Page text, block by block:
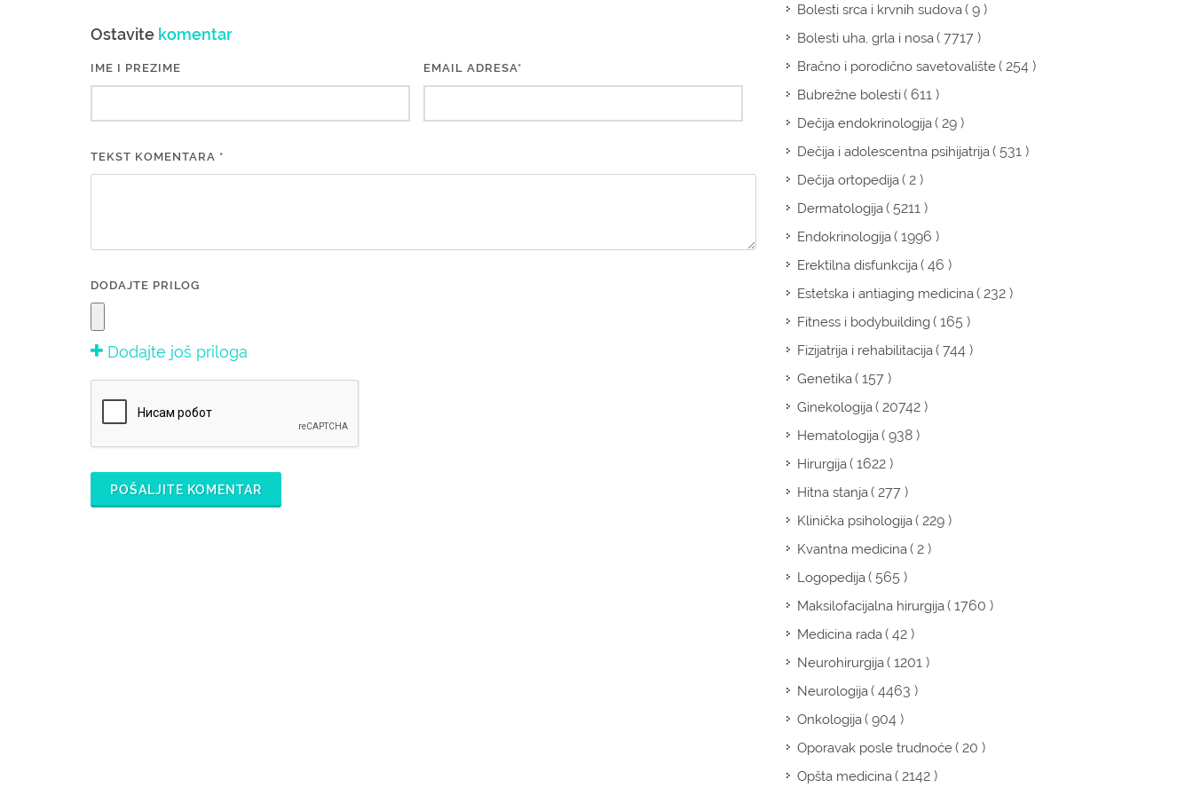
Ostavite komentar
IME I PREZIME EMAIL ADRESA*
TEKST KOMENTARA *
DODAJTE PRILOG
Dodajte još priloga
POŠALJITE KOMENTAR
Bolesti srca i krvnih sudova( 9 )
Bolesti uha, grla i nosa( 7717 )
Bračno i porodično savetovalište( 254 )
Bubrežne bolesti( 611 )
Dečija endokrinologija( 29 )
Dečija i adolescentna psihijatrija( 531 )
Dečija ortopedija( 2 )
Dermatologija( 5211 )
Endokrinologija( 1996 )
Erektilna disfunkcija( 46 )
Estetska i antiaging medicina( 232 )
Fitness i bodybuilding( 165 )
Fizijatrija i rehabilitacija( 744 )
Genetika( 157 )
Ginekologija( 20742 )
Hematologija( 938 )
Hirurgija( 1622 )
Hitna stanja( 277 )
Klinička psihologija( 229 )
Kvantna medicina( 2 )
Logopedija( 565 )
Maksilofacijalna hirurgija( 1760 )
Medicina rada( 42 )
Neurohirurgija( 1201 )
Neurologija( 4463 )
Onkologija( 904 )
Oporavak posle trudnoće( 20 )
Opšta medicina( 2142 )